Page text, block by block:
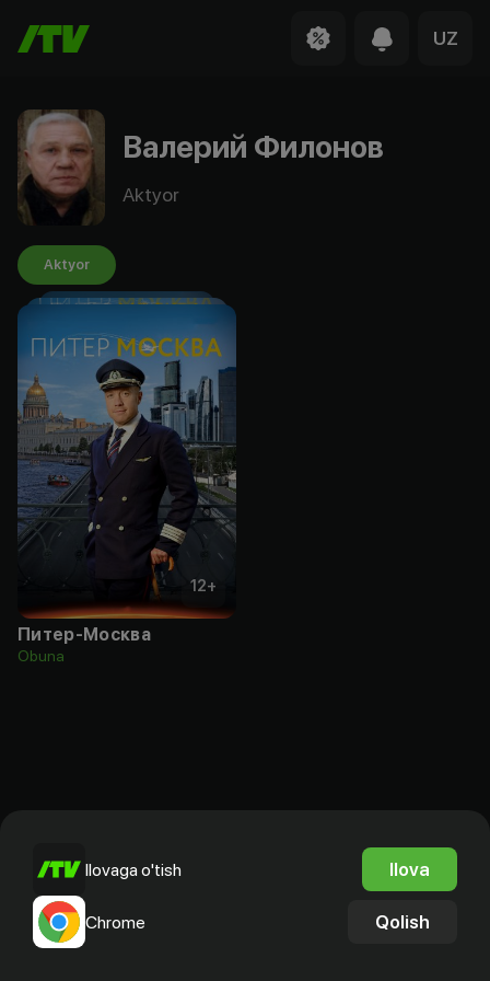
UZ
Валерий Филонов
Aktyor
Aktyor
12+
Питер-Москва
Obuna
Ilovaga o'tish Ilova
Chrome Qolish